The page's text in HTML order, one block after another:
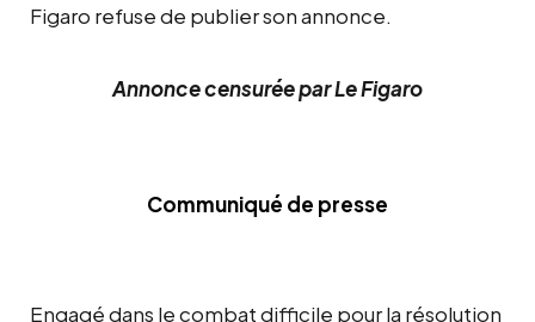
Figaro refuse de publier son annonce.
Annonce censurée par Le Figaro
Communiqué de presse
Engagé dans le combat difficile pour la résolution